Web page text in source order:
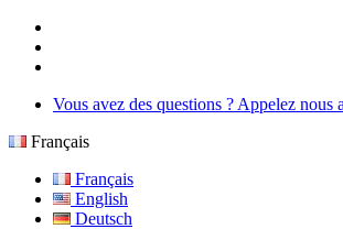
Vous avez des questions ? Appelez nous
Français
Français
English
Deutsch